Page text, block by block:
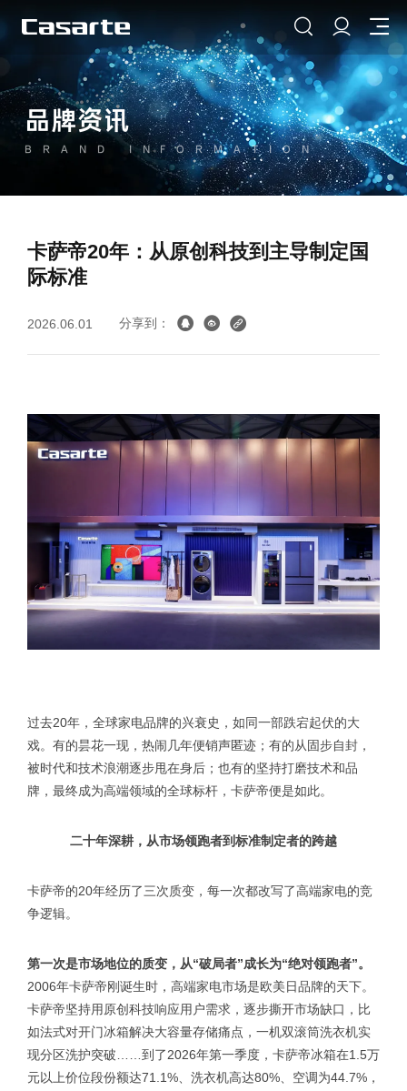
品牌资讯
BRAND INFORMATION
卡萨帝20年：从原创科技到主导制定国
际标准
2026.06.01 分享到：
过去20年，全球家电品牌的兴衰史，如同一部跌宕起伏的大
戏。有的昙花一现，热闹几年便销声匿迹；有的从固步自封，
被时代和技术浪潮逐步甩在身后；也有的坚持打磨技术和品
牌，最终成为高端领域的全球标杆，卡萨帝便是如此。
二十年深耕，从市场领跑者到标准制定者的跨越
卡萨帝的20年经历了三次质变，每一次都改写了高端家电的竞
争逻辑。
第一次是市场地位的质变，从“破局者”成长为“绝对领跑者”。
2006年卡萨帝刚诞生时，高端家电市场是欧美日品牌的天下。
卡萨帝坚持用原创科技响应用户需求，逐步撕开市场缺口，比
如法式对开门冰箱解决大容量存储痛点，一机双滚筒洗衣机实
现分区洗护突破……到了2026年第一季度，卡萨帝冰箱在1.5万
元以上价位段份额达71.1%、洗衣机高达80%、空调为44.7%，